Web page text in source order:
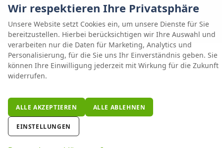
AUTO HÜNN OHG
Wörth an der
Donau,09482/80248-0 Powered by Autrado
Wir respektieren Ihre Privatsphäre
Unsere Website setzt Cookies ein, um unsere Dienste für Sie
bereitzustellen. Hierbei berücksichtigen wir Ihre Auswahl und
verarbeiten nur die Daten für Marketing, Analytics und
Personalisierung, für die Sie uns Ihr Einverständnis geben. Sie
können Ihre Einwilligung jederzeit mit Wirkung für die Zukunft
widerrufen.
ALLE AKZEPTIEREN ALLE ABLEHNEN
EINSTELLUNGEN